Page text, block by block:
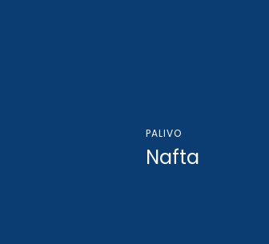
PALIVO
Nafta